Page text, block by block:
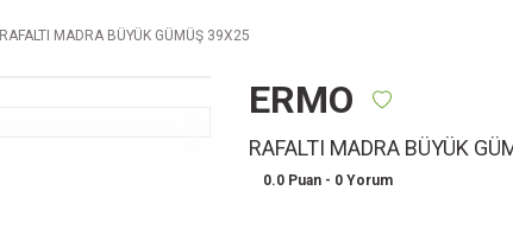
RAFALTI MADRA BÜYÜK GÜMÜŞ 39X25
ERMO
RAFALTI MADRA BÜYÜK
0.0 Puan - 0 Yorum